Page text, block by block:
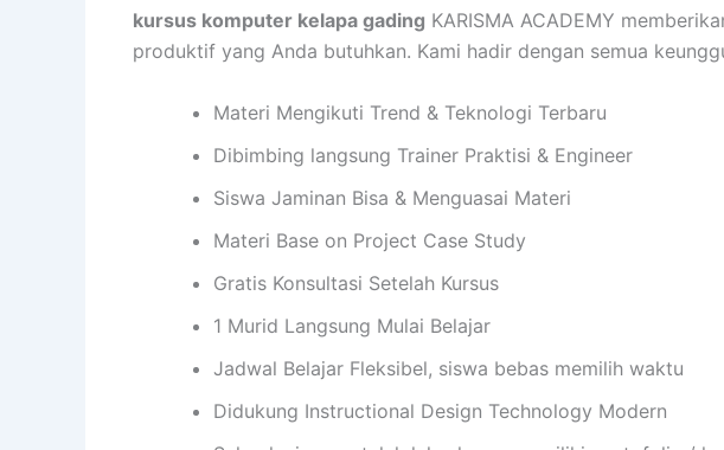
kursus komputer kelapa gading KARISMA ACADEMY
produktif yang Anda butuhkan. Kami hadir dengan semua
Materi Mengikuti Trend & Teknologi Terbaru
Dibimbing langsung Trainer Praktisi & Engineer
Siswa Jaminan Bisa & Menguasai Materi
Materi Base on Project Case Study
Gratis Konsultasi Setelah Kursus
1 Murid Langsung Mulai Belajar
Jadwal Belajar Fleksibel, siswa bebas memilih waktu
Didukung Instructional Design Technology Modern